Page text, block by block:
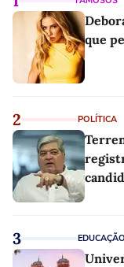
que
2 POLÍTICA
3 EDUCAÇÃO